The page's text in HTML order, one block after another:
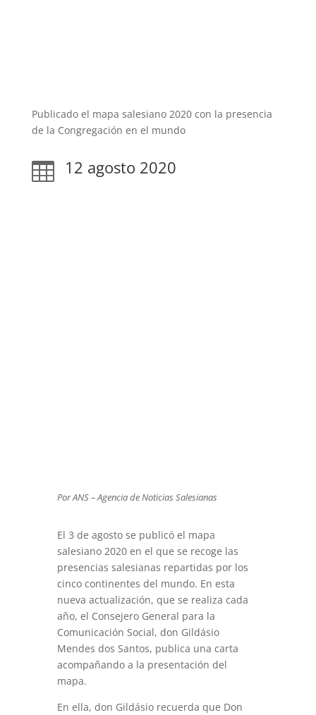
Publicado el mapa salesiano 2020 con la presencia
de la Congregación en el mundo
 12 agosto 2020
Por ANS – Agencia de Noticias Salesianas
El 3 de agosto se publicó el mapa
salesiano 2020 en el que se recoge las
presencias salesianas repartidas por los
cinco continentes del mundo. En esta
nueva actualización, que se realiza cada
año, el Consejero General para la
Comunicación Social, don Gildásio
Mendes dos Santos, publica una carta
acompañando a la presentación del
mapa.
En ella, don Gildásio recuerda que Don